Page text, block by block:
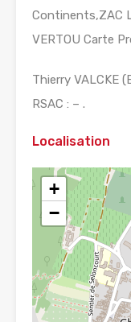
Continents,ZAC
VERTOU Carte
Thierry VALCKE
RSAC : – .
Localisation
+
−